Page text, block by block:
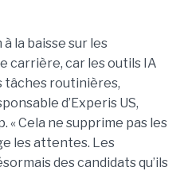
la baisse sur les
carrière, car les outils IA
tâches routinières,
d’Experis US,
« Cela ne supprime pas les
les attentes. Les
des candidats qu’ils